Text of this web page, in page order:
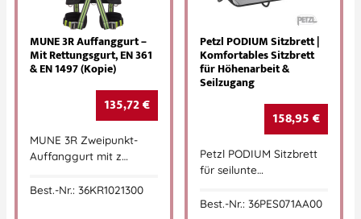
MUNE 3R Auffanggurt –
Mit Rettungsgurt, EN 361
& EN 1497 (Kopie)
135,72€
MUNE 3R Zweipunkt-
Auffanggurt mit z…
Best.-Nr.: 36KR1021300
Petzl PODIUM Sitzbrett |
Komfortables Sitzbrett
für Höhenarbeit &
Seilzugang
158,95€
Petzl PODIUM Sitzbrett
für seilunte…
Best.-Nr.: 36PES071AA00